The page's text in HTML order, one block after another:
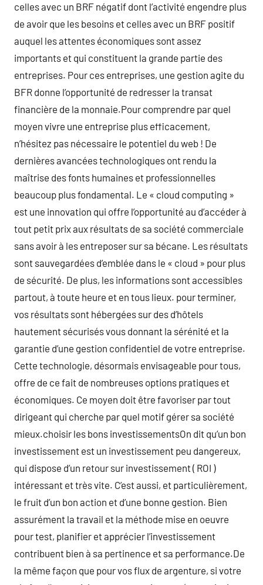
celles avec un BRF négatif dont l’activité engendre plus
de avoir que les besoins et celles avec un BRF positif
auquel les attentes économiques sont assez
importants et qui constituent la grande partie des
entreprises. Pour ces entreprises, une gestion agite du
BFR donne l’opportunité de redresser la transat
financière de la monnaie.Pour comprendre par quel
moyen vivre une entreprise plus efficacement,
n’hésitez pas nécessaire le potentiel du web ! De
dernières avancées technologiques ont rendu la
maîtrise des fonts humaines et professionnelles
beaucoup plus fondamental. Le « cloud computing »
est une innovation qui offre l’opportunité au d’accéder à
tout petit prix aux résultats de sa société commerciale
sans avoir à les entreposer sur sa bécane. Les résultats
sont sauvegardées d’emblée dans le « cloud » pour plus
de sécurité. De plus, les informations sont accessibles
partout, à toute heure et en tous lieux. pour terminer,
vos résultats sont hébergées sur des d’hôtels
hautement sécurisés vous donnant la sérénité et la
garantie d’une gestion confidentiel de votre entreprise.
Cette technologie, désormais envisageable pour tous,
offre de ce fait de nombreuses options pratiques et
économiques. Ce moyen doit être favoriser par tout
dirigeant qui cherche par quel motif gérer sa société
mieux.choisir les bons investissementsOn dit qu’un bon
investissement est un investissement peu dangereux,
qui dispose d’un retour sur investissement ( ROI )
intéressant et très vite. C’est aussi, et particulièrement,
le fruit d’un bon action et d’une bonne gestion. Bien
assurément la travail et la méthode mise en oeuvre
pour test, planifier et apprécier l’investissement
contribuent bien à sa pertinence et sa performance.De
la même façon que pour vos flux de argenture, si votre